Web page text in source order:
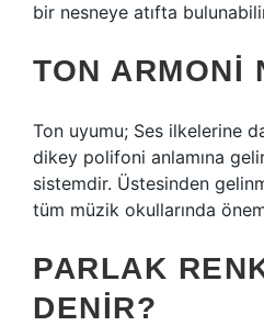
bir nesneye atıfta
TON ARMONI
Ton uyumu; Ses ilkelerine
dikey polifoni anlamına
sistemdir. Üstesinden
tüm müzik okullarında
PARLAK
DENIR?